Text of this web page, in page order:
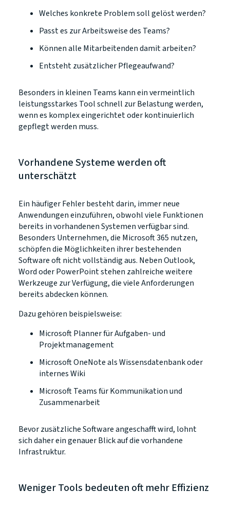
Welches konkrete Problem soll gelöst werden?
Passt es zur Arbeitsweise des Teams?
Können alle Mitarbeitenden damit arbeiten?
Entsteht zusätzlicher Pflegeaufwand?
Besonders in kleinen Teams kann ein vermeintlich
leistungsstarkes Tool schnell zur Belastung werden,
wenn es komplex eingerichtet oder kontinuierlich
gepflegt werden muss.
Vorhandene Systeme werden oft
unterschätzt
Ein häufiger Fehler besteht darin, immer neue
Anwendungen einzuführen, obwohl viele Funktionen
bereits in vorhandenen Systemen verfügbar sind.
Besonders Unternehmen, die Microsoft 365 nutzen,
schöpfen die Möglichkeiten ihrer bestehenden
Software oft nicht vollständig aus. Neben Outlook,
Word oder PowerPoint stehen zahlreiche weitere
Werkzeuge zur Verfügung, die viele Anforderungen
bereits abdecken können.
Dazu gehören beispielsweise:
Microsoft Planner für Aufgaben- und
Projektmanagement
Microsoft OneNote als Wissensdatenbank oder
internes Wiki
Microsoft Teams für Kommunikation und
Zusammenarbeit
Bevor zusätzliche Software angeschafft wird, lohnt
sich daher ein genauer Blick auf die vorhandene
Infrastruktur.
Weniger Tools bedeuten oft mehr Effizienz